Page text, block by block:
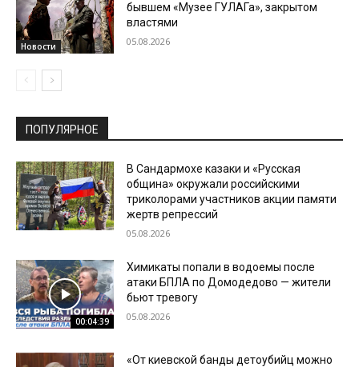
Новости
бывшем «Музее ГУЛАГа», закрытом
властями
05.08.2026
ПОПУЛЯРНОЕ
В Сандармохе казаки и «Русская
община» окружали российскими
триколорами участников акции памяти
жертв репрессий
05.08.2026
00:04:39
Химикаты попали в водоемы после
атаки БПЛА по Домодедово — жители
бьют тревогу
05.08.2026
«От киевской банды детоубийц можно